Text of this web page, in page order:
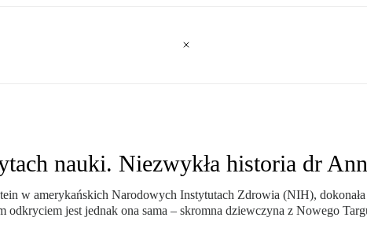
nauki. Niezwykła historia dr
w amerykańskich Narodowych Instytutach Zdrowia (NIH),
jest jednak ona sama – skromna dziewczyna z Nowego